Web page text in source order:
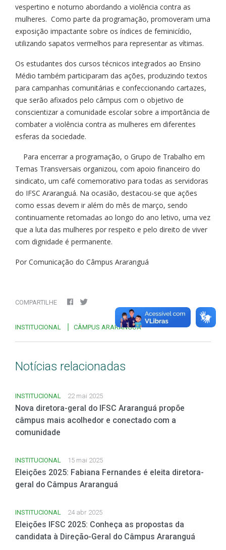
vespertino e noturno abordando a violência contra as
mulheres. Como parte da programação, promoveram uma
exposição impactante sobre os índices de feminicídio,
utilizando sapatos vermelhos para representar as vítimas.
Os estudantes dos cursos técnicos integrados ao Ensino
Médio também participaram das ações, produzindo textos
para campanhas comunitárias e confeccionando cartazes,
que serão afixados pelo câmpus com o objetivo de
conscientizar a comunidade escolar sobre a importância de
combater a violência contra as mulheres em diferentes
esferas da sociedade.
Para encerrar a programação, o Grupo de Trabalho em
Temas Transversais organizou, com apoio financeiro do
sindicato, um café comemorativo para todas as servidoras
do IFSC Araranguá. Na ocasião, destacou-se que ações
como essas devem ir além do mês de março, sendo
continuamente retomadas ao longo do ano letivo, uma vez
que a luta das mulheres por respeito e pelo direito de viver
com dignidade é permanente.
Por Comunicação do Câmpus Araranguá
COMPARTILHE
INSTITUCIONAL CÂMPUS ARARANGUÁ
Notícias relacionadas
INSTITUCIONAL 22 mai 2025
Nova diretora-geral do IFSC Araranguá propõe
câmpus mais acolhedor e conectado com a
comunidade
INSTITUCIONAL 15 mai 2025
Eleições 2025: Fabiana Fernandes é eleita diretora-
geral do Câmpus Araranguá
INSTITUCIONAL 24 abr 2025
Eleições IFSC 2025: Conheça as propostas da
candidata à Direção-Geral do Câmpus Araranguá